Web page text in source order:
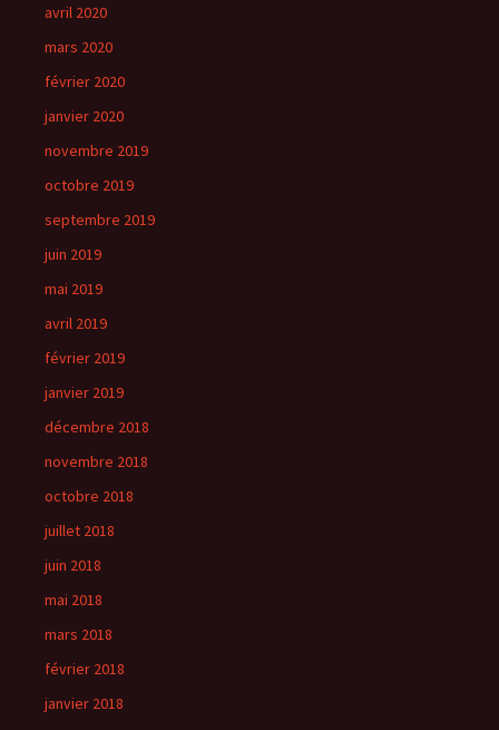
avril 2020
mars 2020
février 2020
janvier 2020
novembre 2019
octobre 2019
septembre 2019
juin 2019
mai 2019
avril 2019
février 2019
janvier 2019
décembre 2018
novembre 2018
octobre 2018
juillet 2018
juin 2018
mai 2018
mars 2018
février 2018
janvier 2018